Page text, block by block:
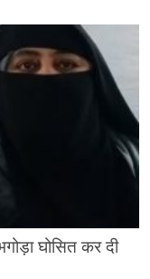
घोसित कर दी